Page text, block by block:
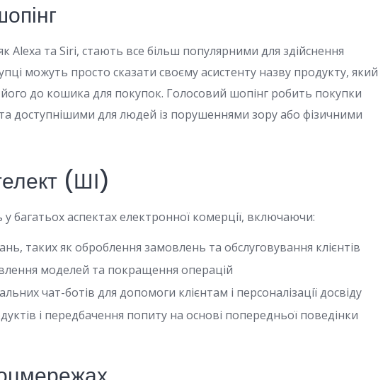
Alexa та Siri, стають все більш популярними для здійснення
можуть просто сказати своєму асистенту назву продукту, який
до кошика для покупок. Голосовий шопінг робить покупки
доступнішими для людей із порушеннями зору або фізичними
(ШІ)
багатьох аспектах електронної комерції, включаючи:
таких як оброблення замовлень та обслуговування клієнтів
моделей та покращення операцій
чат-ботів для допомоги клієнтам і персоналізації досвіду
і передбачення попиту на основі попередньої поведінки